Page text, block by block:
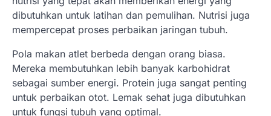
dibutuhkan untuk latihan dan pemulihan. Nutrisi juga
mempercepat proses perbaikan jaringan tubuh.
Pola makan atlet berbeda dengan orang biasa.
Mereka membutuhkan lebih banyak karbohidrat
sebagai sumber energi. Protein juga sangat penting
untuk perbaikan otot. Lemak sehat juga dibutuhkan
untuk fungsi tubuh yang optimal.